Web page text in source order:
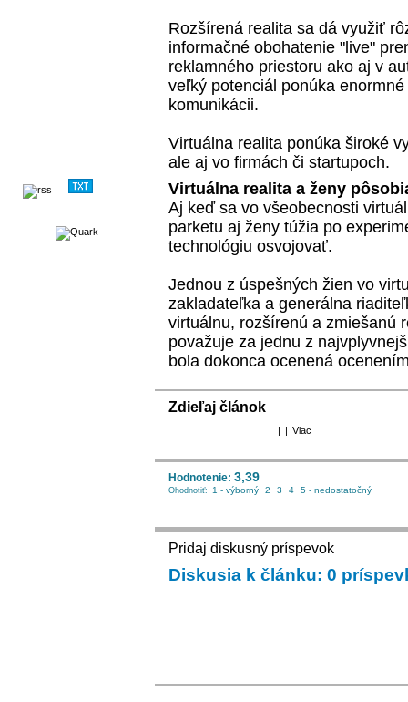
Rozšírená realita sa dá využiť
informačné obohatenie "live"
reklamného priestoru ako aj v
veľký potenciál ponúka
komunikácii.
Virtuálna realita ponúka široké
ale aj vo firmách či startupoch.
Virtuálna realita a ženy
Aj keď sa vo všeobecnosti
parketu aj ženy túžia po
technológiu osvojovať.
Jednou z úspešných žien vo
zakladateľka a generálna
virtuálnu, rozšírenú a zmiešanú
považuje za jednu z
bola dokonca ocenená
Zdieľaj článok
| | Viac
Hodnotenie: 3,39
Ohodnotiť: 1 - výborný 2 3 4 5 - nedostatočný
Pridaj diskusný príspevok
Diskusia k článku: 0